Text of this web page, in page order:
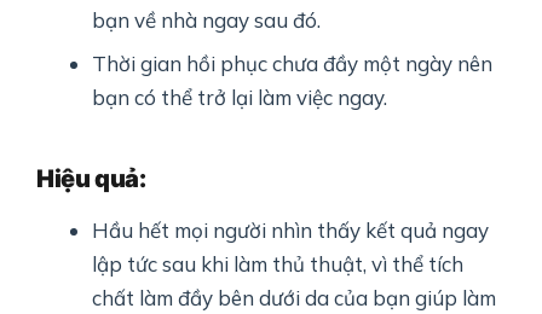
bạn về nhà ngay sau đó.
Thời gian hồi phục chưa đầy một ngày nên
bạn có thể trở lại làm việc ngay.
Hiệu quả:
Hầu hết mọi người nhìn thấy kết quả ngay
lập tức sau khi làm thủ thuật, vì thể tích
chất làm đầy bên dưới da của bạn giúp làm